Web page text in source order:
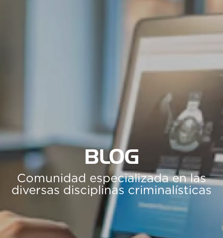
BLOG
Comunidad especializada en las
diversas disciplinas criminalísticas